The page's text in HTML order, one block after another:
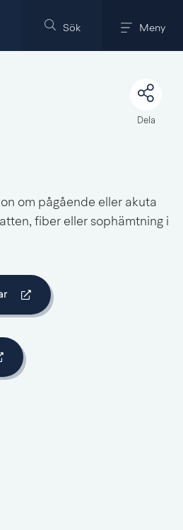
Sök Meny
Dela
om pågående eller akuta
fiber eller sophämtning i